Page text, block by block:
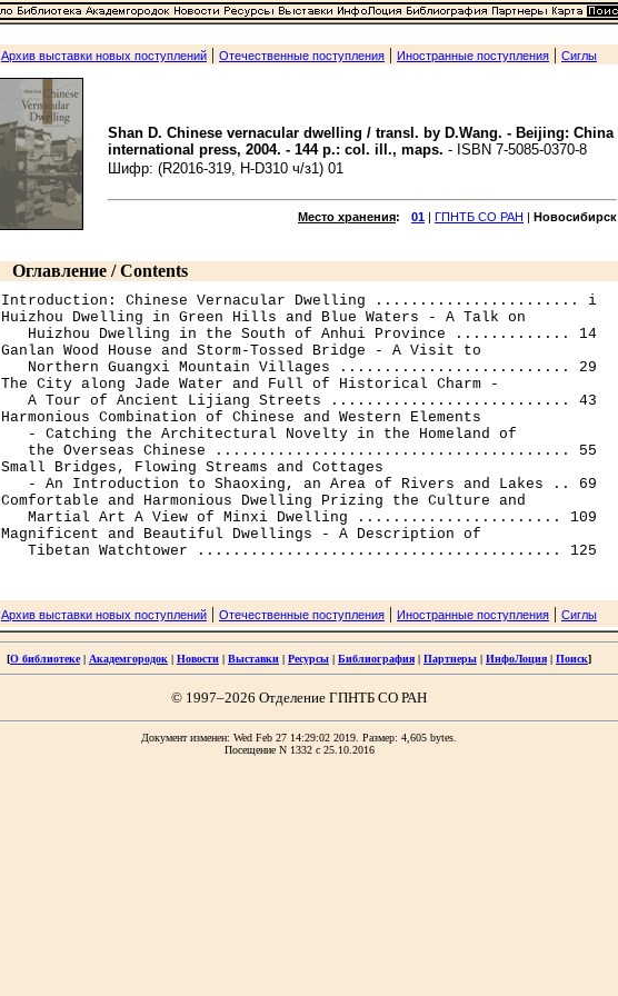
Архив выставки новых поступлений | Отечественные поступления | Иностранные поступления | Сиглы
Shan D. Chinese vernacular dwelling / transl. by D.Wang. - Beijing: China
international press, 2004. - 144 p.: col. ill., maps. - ISBN 7-5085-0370-8
Шифр: (R2016-319, Н-D310 ч/з1) 01
Место хранения: 01 | ГПНТБ СО РАН | Новосибирск
Оглавление / Contents
Introduction: Chinese Vernacular Dwelling ....................... i
Huizhou Dwelling in Green Hills and Blue Waters - A Talk on
   Huizhou Dwelling in the South of Anhui Province ............. 14
Ganlan Wood House and Storm-Tossed Bridge - A Visit to
   Northern Guangxi Mountain Villages .......................... 29
The City along Jade Water and Full of Historical Charm -
   A Tour of Ancient Lijiang Streets ........................... 43
Harmonious Combination of Chinese and Western Elements
   - Catching the Architectural Novelty in the Homeland of
   the Overseas Chinese ........................................ 55
Small Bridges, Flowing Streams and Cottages
   - An Introduction to Shaoxing, an Area of Rivers and Lakes .. 69
Comfortable and Harmonious Dwelling Prizing the Culture and
   Martial Art A View of Minxi Dwelling ....................... 109
Magnificent and Beautiful Dwellings - A Description of
Архив выставки новых поступлений | Отечественные поступления | Иностранные поступления | Сиглы
[О библиотеке| Академгородок | Новости | Выставки | Ресурсы | Библиография | Партнеры | ИнфоЛоция | Поиск]
© 1997–2026 Отделение ГПНТБ СО РАН
Документ изменен: Wed Feb 27 14:29:02 2019. Размер: 4,605 bytes.
Посещение N 1332 c 25.10.2016